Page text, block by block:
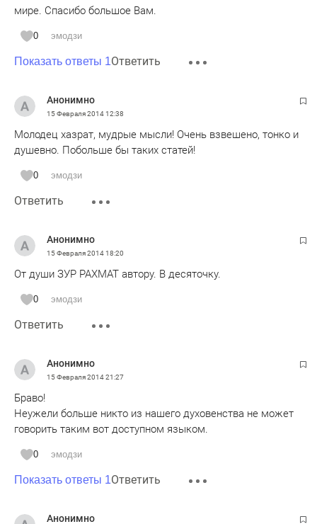
мире. Спасибо большое Вам.
0 эмодзи
Показать ответы 1Ответить
Анонимно
15 Февраля 201412:38
Молодец хазрат, мудрые мысли! Очень взвешено, тонко и
душевно. Побольше бы таких статей!
0 эмодзи
Ответить
Анонимно
15 Февраля 201418:20
От души ЗУР РАХМАТ автору. В десяточку.
0 эмодзи
Ответить
Анонимно
15 Февраля 201421:27
Браво!
Неужели больше никто из нашего духовенства не может
говорить таким вот доступном языком.
0 эмодзи
Показать ответы 1Ответить
Анонимно